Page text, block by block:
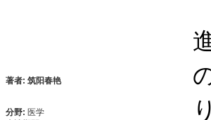
著者: 筑阳春艳
分野: 医学